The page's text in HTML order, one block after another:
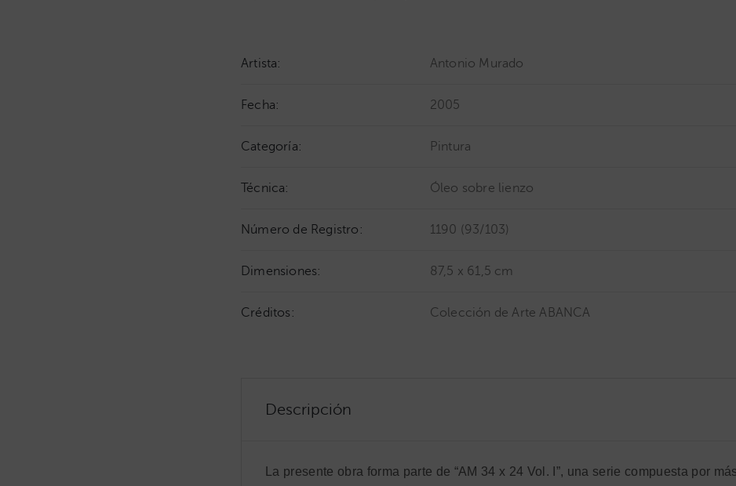
Artista: Antonio Murado
Fecha: 2005
Categoría: Pintura
Técnica: Óleo sobre lienzo
Número de Registro: 1190 (93/103)
Dimensiones: 87,5 x 61,5 cm
Créditos: Colección de Arte ABANCA
Descripción
La presente obra forma parte de “AM 34 x 24 Vol. I”, una serie compuesta por